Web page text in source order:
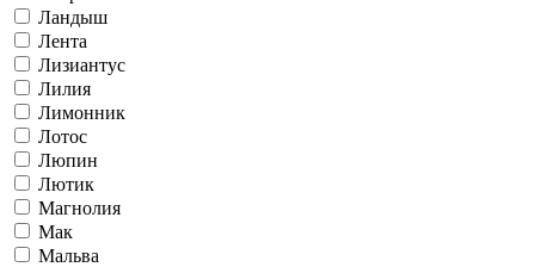
Ландыш
Лента
Лизиантус
Лилия
Лимонник
Лотос
Люпин
Лютик
Магнолия
Мак
Мальва